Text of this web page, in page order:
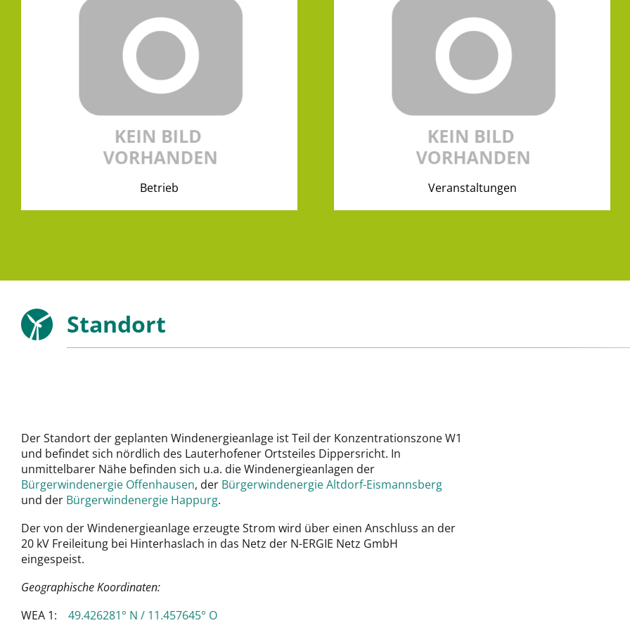
Betrieb Veranstaltungen
Standort
Der Standort der geplanten Windenergieanlage ist Teil der Konzentrationszone W1
und befindet sich nördlich des Lauterhofener Ortsteiles Dippersricht. In
unmittelbarer Nähe befinden sich u.a. die Windenergieanlagen der
Bürgerwindenergie Offenhausen, der Bürgerwindenergie Altdorf-Eismannsberg
und der Bürgerwindenergie Happurg.
Der von der Windenergieanlage erzeugte Strom wird über einen Anschluss an der
20 kV Freileitung bei Hinterhaslach in das Netz der N-ERGIE Netz GmbH
eingespeist.
Geographische Koordinaten:
WEA 1: 49.426281° N / 11.457645° O